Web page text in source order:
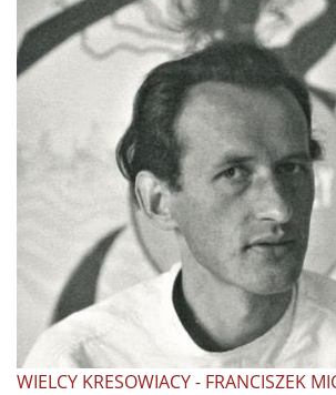
WIELCY KRESOWIACY - FRANCISZEK